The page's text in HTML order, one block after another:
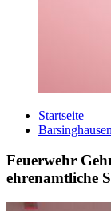
Startseite
Barsinghausen
Feuerwehr
ehrenamtliche